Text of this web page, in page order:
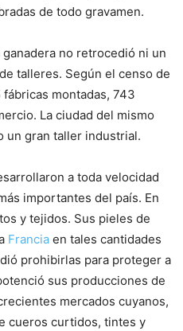
de todo gravamen.
no retrocedió ni un
talleres. Según el censo de
fábricas montadas, 743
La ciudad del mismo
un gran taller industrial.
a toda velocidad
importantes del país. En
y tejidos. Sus pieles de
Francia en tales cantidades
prohibirlas para proteger a
sus producciones de
mercados cuyanos,
cueros curtidos, tintes y